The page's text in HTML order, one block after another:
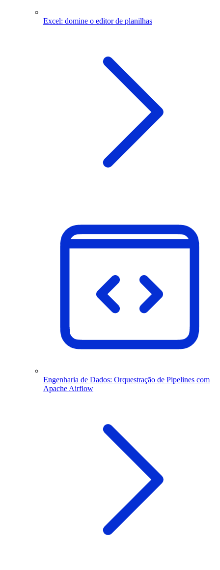
Excel: domine o editor de planilhas
Engenharia de Dados: Orquestração de Pipelines com
Apache Airflow